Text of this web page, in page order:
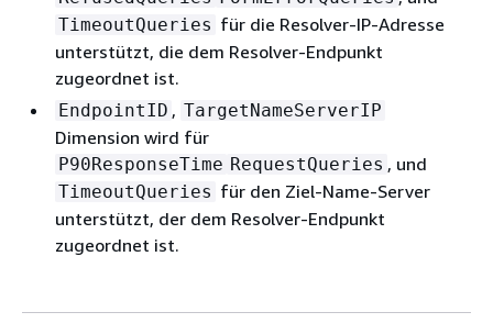
TimeoutQueries für die Resolver-IP-Adresse
unterstützt, die dem Resolver-Endpunkt
zugeordnet ist.
EndpointID , TargetNameServerIP
Dimension wird für
P90ResponseTime RequestQueries , und
TimeoutQueries für den Ziel-Name-Server
unterstützt, der dem Resolver-Endpunkt
zugeordnet ist.